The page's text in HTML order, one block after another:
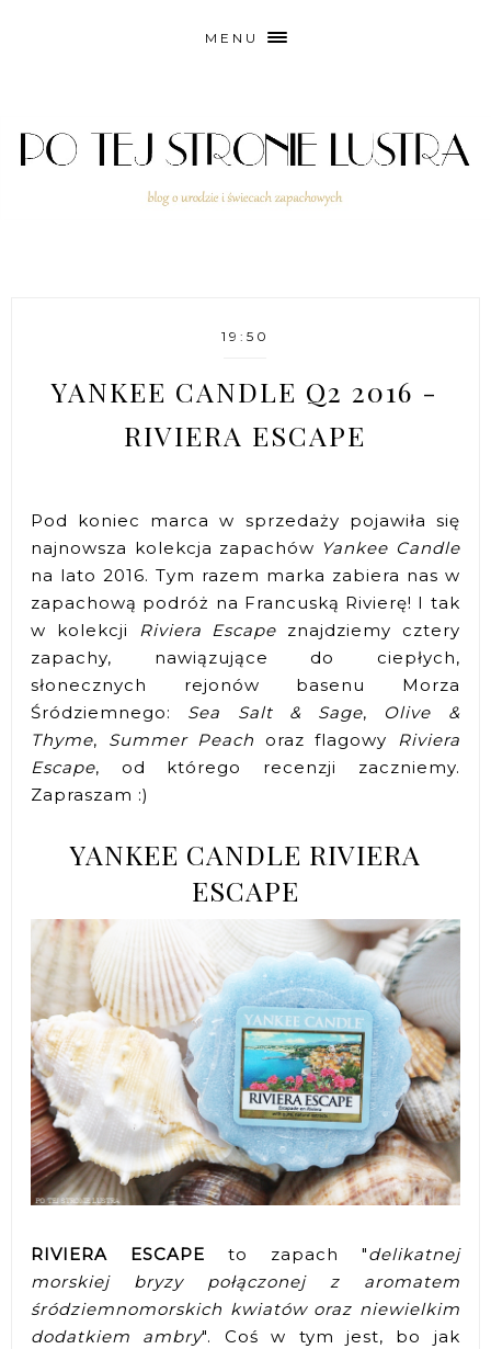
MENU
19:50
YANKEE CANDLE Q2 2016 -
RIVIERA ESCAPE
Pod koniec marca w sprzedaży pojawiła się
najnowsza kolekcja zapachów Yankee Candle
na lato 2016. Tym razem marka zabiera nas w
zapachową podróż na Francuską Rivierę! I tak
w kolekcji Riviera Escape znajdziemy cztery
zapachy, nawiązujące do ciepłych,
słonecznych rejonów basenu Morza
Śródziemnego: Sea Salt & Sage, Olive &
Thyme, Summer Peach oraz flagowy Riviera
Escape, od którego recenzji zaczniemy.
Zapraszam :)
YANKEE CANDLE RIVIERA
ESCAPE
RIVIERA ESCAPE to zapach "delikatnej
morskiej bryzy połączonej z aromatem
śródziemnomorskich kwiatów oraz niewielkim
dodatkiem ambry". Coś w tym jest, bo jak